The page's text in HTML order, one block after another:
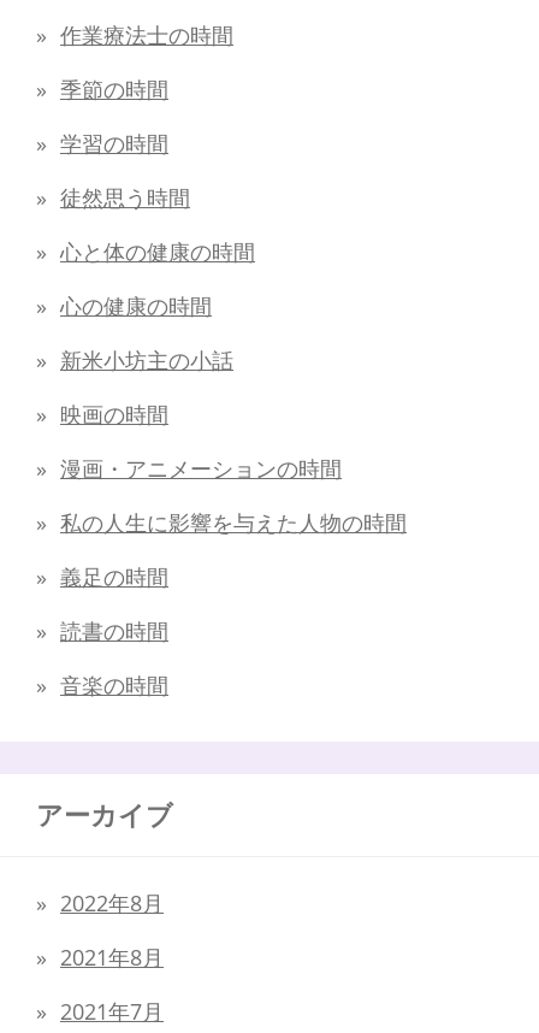
作業療法士の時間
季節の時間
学習の時間
徒然思う時間
心と体の健康の時間
心の健康の時間
新米小坊主の小話
映画の時間
漫画・アニメーションの時間
私の人生に影響を与えた人物の時間
義足の時間
読書の時間
音楽の時間
アーカイブ
2022年8月
2021年8月
2021年7月